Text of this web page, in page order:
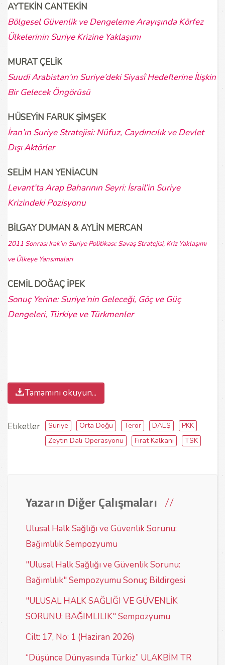
AYTEKİN CANTEKİN
Bölgesel Güvenlik ve Dengeleme Arayışında Körfez
Ülkelerinin Suriye Krizine Yaklaşımı
MURAT ÇELİK
Suudi Arabistan’ın Suriye’deki Siyasî Hedeflerine İlişkin
Bir Gelecek Öngörüsü
HÜSEYİN FARUK ŞİMŞEK
İran’ın Suriye Stratejisi: Nüfuz, Caydırıcılık ve Devlet
Dışı Aktörler
SELİM HAN YENİACUN
Levant’ta Arap Baharının Seyri: İsrail’in Suriye
Krizindeki Pozisyonu
BİLGAY DUMAN & AYLİN MERCAN
2011 Sonrası Irak’ın Suriye Politikası: Savaş Stratejisi, Kriz Yaklaşımı
veÜlkeye Yansımaları
CEMİL DOĞAÇ İPEK
Sonuç Yerine: Suriye’nin Geleceği, Göç ve Güç
Dengeleri, Türkiye ve Türkmenler
Tamamını okuyun...
Etiketler Suriye Orta Doğu Terör DAEŞ
PKK
Zeytin Dalı Operasyonu
Fırat Kalkanı TSK
Yazarın Diğer Çalışmaları
Ulusal Halk Sağlığı ve Güvenlik Sorunu:
Bağımlılık Sempozyumu
"Ulusal Halk Sağlığı ve Güvenlik Sorunu:
Bağımlılık" Sempozyumu Sonuç Bildirgesi
"ULUSAL HALK SAĞLIĞI VE GÜVENLİK
SORUNU: BAĞIMLILIK" Sempozyumu
Cilt: 17, No: 1 (Haziran 2026)
“Düşünce Dünyasında Türkiz” ULAKBİM TR